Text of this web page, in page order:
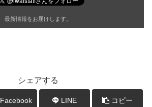
最新情報をお届けします。
シェアする
Facebook LINE コピー